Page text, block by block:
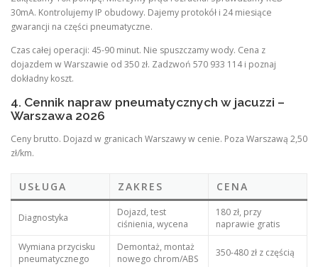
30mA. Kontrolujemy IP obudowy. Dajemy protokół i 24 miesiące
gwarancji na części pneumatyczne.
Czas całej operacji: 45-90 minut. Nie spuszczamy wody. Cena z
dojazdem w Warszawie od 350 zł. Zadzwoń 570 933 114 i poznaj
dokładny koszt.
4. Cennik napraw pneumatycznych w jacuzzi –
Warszawa 2026
Ceny brutto. Dojazd w granicach Warszawy w cenie. Poza Warszawą 2,50
zł/km.
USŁUGA ZAKRES CENA
Diagnostyka
Dojazd, test
ciśnienia, wycena
180 zł, przy
naprawie gratis
Wymiana przycisku
pneumatycznego
Demontaż, montaż
nowego chrom/ABS
350-480 zł z częścią